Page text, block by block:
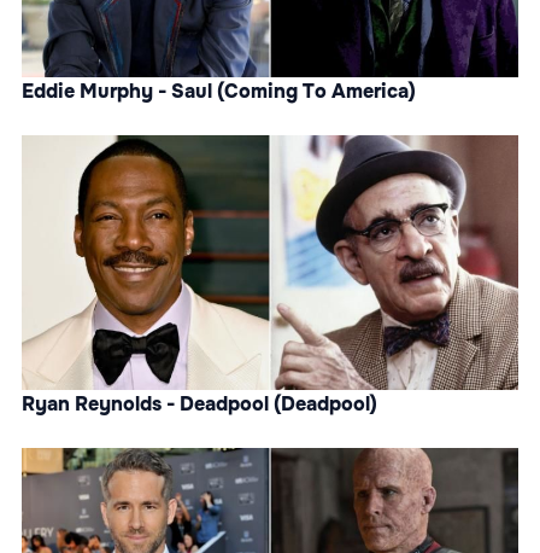
Eddie Murphy - Saul (Coming To America)
Ryan Reynolds - Deadpool (Deadpool)